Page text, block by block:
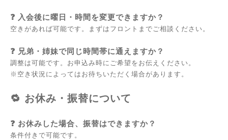
❓ 入会後に曜日・時間を変更できますか？
空きがあれば可能です。まずはフロントまでご相談ください。
❓ 兄弟・姉妹で同じ時間帯に通えますか？
調整は可能です。お申込み時にご希望をお伝えください。
※空き状況によってはお待ちいただく場合があります。
🔁 お休み・振替について
❓ お休みした場合、振替はできますか？
条件付きで可能です。